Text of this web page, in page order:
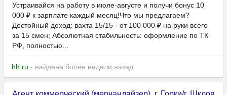
Устраивайся на работу в июле-августе и получи бонус 10
000 ₽ к зарплате каждый месяц!Что мы предлагаем?
Достойный доход: вахта 15/15 - от 100 000 ₽ на руки всего
за 15 смен; Абсолютная стабильность: оформление по ТК
РФ, полностью...
hh.ru - найдена более недели назад